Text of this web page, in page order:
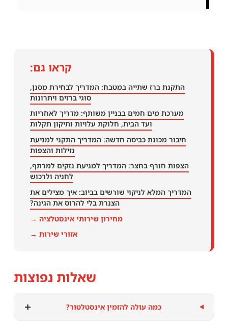
קראו גם:
התקנת ברז שתייה במטבח: המדריך לבחירת מסנן,
סוגי ברזים ויתרונות
מערכת מים חמים בבניין משותף: מדריך לאחריות
ועד הבית, חלוקת עלויות ותיקון תקלות
חיבור מכונת כביסה חדשה: המדריך התקני למניעת
נזילות והצפות
הצפות חורף בחצר: המדריך למניעת נזקים למרתף,
לחניה ולרכוש
המדריך המלא לניקוי שורשים בביוב: איך מצילים את
הצנרת בלי להרוס את הגינה?
מחירון שירותי אינסטלציה →
אזורי שירות →
שאלות נפוצות
כמה עולה להזמין אינסטלטור? +